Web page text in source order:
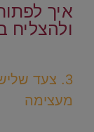
איך
ולהצליח
3. צעד
מעצימה